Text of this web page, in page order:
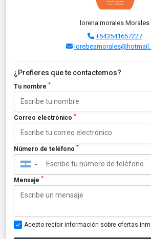
lorena morales Morales
+543541657227
¿Prefieres que te contactemos?
Tu nombre *
Correo electrónico *
Número de teléfono *
▼
Mensaje *
Acepto recibir información sobre ofertas